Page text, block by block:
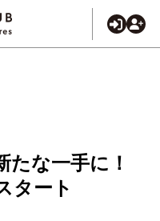
たな一手に！
タート